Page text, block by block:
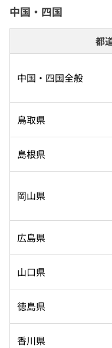
中国・四国
都
中国・四国全般
鳥取県
島根県
岡山県
広島県
山口県
徳島県
香川県